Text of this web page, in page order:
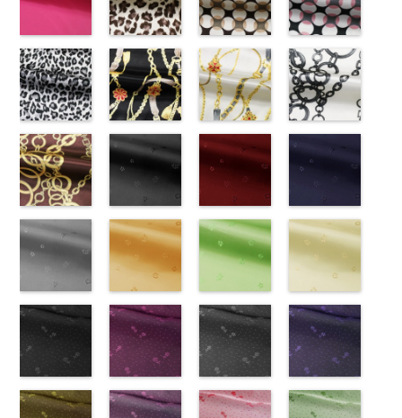
content/uploads/2013/04/jpg
ステル100％
CHARALIST、
d.、
DOLCELABY、
JEANNE、
LUNAMARY、
LUNAMARY
ラージサイ
Macolina、
NUDE、
pinkywolman
content/uploads/2013/04/221.jpg
221 ベージュ
ステル100％
CHARALIST、
d.、
DOLCELABY、
JEANNE、
LUNAMARY、
LUNAMARY
ラージサイ
Macolina、
NUDE、
pinkywolman
content/uploads/2013/02/19.jpg
19 ブラック
ステル100％
CHARALIST、
d.、
DOLCELABY、
JEANNE、
LUNAMARY、
LUNAMARY
ラージサイ
Macolina、
NUDE、
pinkywolman
24-C)
http://
24-c.jpg
KKP3601-24-
C ブラック×
ホワイト
テル100％
DOLCELABY、
FairyRose
(777/OT)
http://www.anys.co.jp/wp-
content/uploads/2013/08/777.jpg
777 ピンク
ステル100％
CHARALIST、
d.、
DOLCELABY、
JEANNE、
LUNAMARY、
LUNAMARY
ラージサイ
Macolina、
NUDE、
pinkywolman
ブラウン
(KKP1092-
55-B/UN)
http://www.anys.co.jp/wp-
55-b.jpg
KKP1092-55-
ブラウン
レオパード柄
100％
DOLCELABY
6000
柄ベージュ
(KKP1092-
93-C/UN)
http://www.anys.co.jp/wp-
93-c.jpg
KKP1092-93-
ベージュ
幾何学ドット
テル100％
DOLCELABY
柄ピンク
(KKP1092-
93-D/UN)
http://
93-d.jpg
KKP1092-93-
ピンク
100％
DOLCELABY
グレー
(KKP1092-
55-C/UN)
http://www.anys.co.jp/wp-
55-c.jpg
KKP1092-55-
グレー
オパード柄
100％
DOLCELABY
6000
ト柄ブラック
(KKP1092-
137-D/UN)
http://www.anys.co.jp/wp-
137-d.jpg
KKP1092-
137-D ブラッ
チェーン
リエステル
100％
DOLCELABY
6000
ト柄ホワイト
(KKP1092-
137-A/UN)
http://www.anys.co.jp/wp-
137-a.jpg
KKP1092-
ホワイ
チェーン
リエステル
100％
DOLCELABY
6000
ワイト
(KKP2090-
145-A/UN)
145-a.jpg
KKP2090-
ホワイ
チェーン
テル100％
DOLCELABY
6000
ラウン
(KKP21090-
145-B/UN)
http://www.anys.co.jp/wp-
145-b.jpg
KKP2090-
145-B
ブラウ
チェーン
テル100％
(AK203-
55/LT)
http://www.anys.co.jp/wp-
content/uploads/2013/05/ak203-
AK203-55 ブ
ラック
花柄
キュプラ
100％
FairyRose
(AK203-
51/LT)
http://www.anys.co.jp/wp-
content/uploads/2013/05/ak203-
AK203-51 レ
ッド
花柄
キ
ュプラ100％
DOLCELABY、
6000
(AK203-
50/LT)
http://
content/uploads/
AK203-50 ネ
イビー
キュプラ
100％
FairyRose
(AK203-
31/LT)
http://www.anys.co.jp/wp-
content/uploads/2013/05/ak203-
AK203-31 グ
(AK203-
29/LT)
http://www.anys.co.jp/wp-
content/uploads/2013/05/ak203-
AK203-29 オ
(AK203-
27/LT)
http://www.anys.co.jp/wp-
content/uploads/2013/05/ak203-
AK203-27 グ
(AK203-
11/LT)
http://
content/uploads/
11 ベージュ
ラック
ンク(AK201-
レー(AK201-
イビー